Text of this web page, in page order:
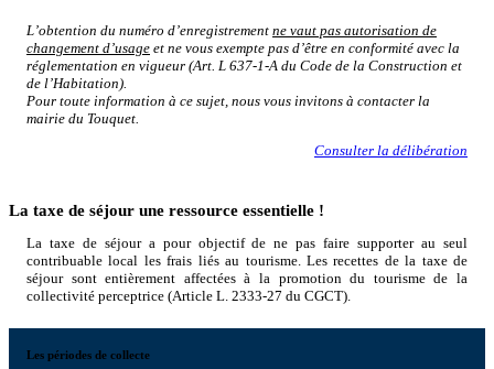
L’obtention du numéro d’enregistrement ne vaut pas autorisation de
changement d’usage et ne vous exempte pas d’être en conformité avec la
réglementation en vigueur (Art. L 637-1-A du Code de la Construction et
de l’Habitation).
Pour toute information à ce sujet, nous vous invitons à contacter la
mairie du Touquet.
Consulter la délibération
La taxe de séjour une ressource essentielle !
La taxe de séjour a pour objectif de ne pas faire supporter au seul
contribuable local les frais liés au tourisme. Les recettes de la taxe de
séjour sont entièrement affectées à la promotion du tourisme de la
collectivité perceptrice (Article L. 2333-27 du CGCT).
Les périodes de collecte